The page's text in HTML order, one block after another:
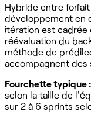
Hybride entre
développement en
itération est cadrée
réévaluation du
méthode de
accompagnent des
Fourchette typique :
selon la taille de
sur 2 à 6 sprints